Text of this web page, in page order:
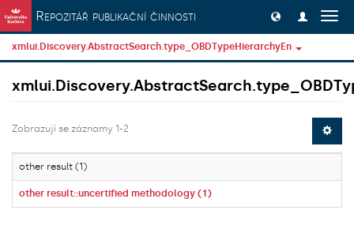
Přeskočit na obsah
Repozitář publikační činnosti
xmlui.Discovery.AbstractSearch.type_OBDTypeHierarchyEn
Zobrazují se záznamy 1-2
other result (1)
other result::uncertified methodology (1)